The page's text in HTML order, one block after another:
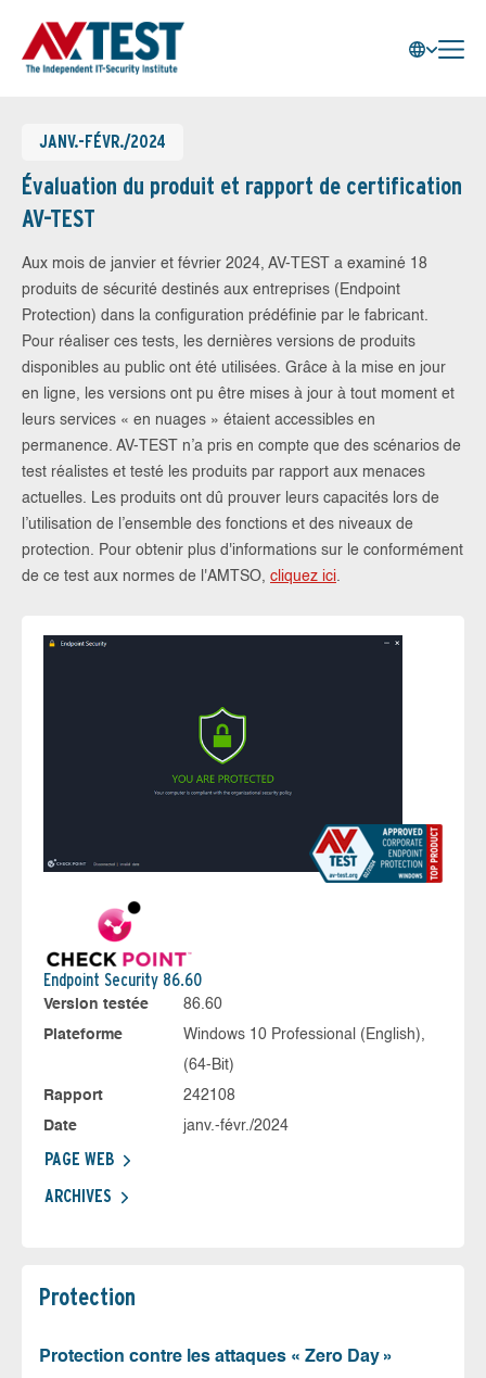
JANV.-FÉVR./2024
Évaluation du produit et rapport de certification
AV-TEST
Aux mois de janvier et février 2024, AV-TEST a examiné 18
produits de sécurité destinés aux entreprises (Endpoint
Protection) dans la configuration prédéfinie par le fabricant.
Pour réaliser ces tests, les dernières versions de produits
disponibles au public ont été utilisées. Grâce à la mise en jour
en ligne, les versions ont pu être mises à jour à tout moment et
leurs services « en nuages » étaient accessibles en
permanence. AV-TEST n’a pris en compte que des scénarios de
test réalistes et testé les produits par rapport aux menaces
actuelles. Les produits ont dû prouver leurs capacités lors de
l’utilisation de l’ensemble des fonctions et des niveaux de
protection. Pour obtenir plus d'informations sur le conformément
de ce test aux normes de l'AMTSO, cliquez ici.
Endpoint Security 86.60
Version testée
86.60
Plateforme
Windows 10 Professional (English),
(64-Bit)
Rapport
242108
Date
janv.-févr./2024
PAGE WEB
ARCHIVES
Protection
Protection contre les attaques « Zero Day »